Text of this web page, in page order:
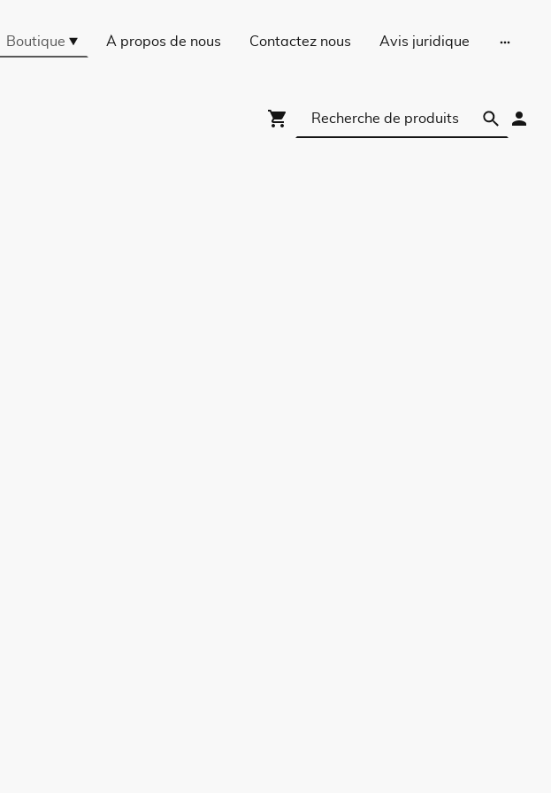
Boutique À propos de nous Contactez nous Avis juridique